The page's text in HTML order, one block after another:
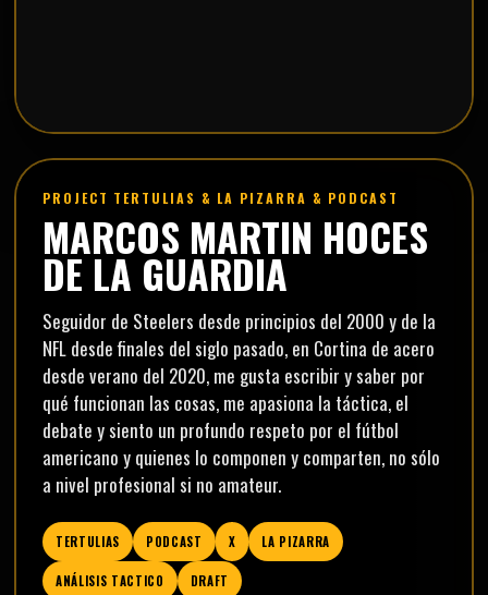
PROJECT TERTULIAS & LA PIZARRA & PODCAST
MARCOS MARTIN HOCES
DE LA GUARDIA
Seguidor de Steelers desde principios del 2000 y de la
NFL desde finales del siglo pasado, en Cortina de acero
desde verano del 2020, me gusta escribir y saber por
qué funcionan las cosas, me apasiona la táctica, el
debate y siento un profundo respeto por el fútbol
americano y quienes lo componen y comparten, no sólo
a nivel profesional si no amateur.
TERTULIAS PODCAST X LA PIZARRA
ANÁLISIS TACTICO DRAFT